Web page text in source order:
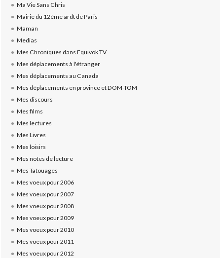
Ma Vie Sans Chris
Mairie du 12ème ardt de Paris
Maman
Medias
Mes Chroniques dans Equivok TV
Mes déplacements à l'étranger
Mes déplacements au Canada
Mes déplacements en province et DOM-TOM
Mes discours
Mes films
Mes lectures
Mes Livres
Mes loisirs
Mes notes de lecture
Mes Tatouages
Mes voeux pour 2006
Mes voeux pour 2007
Mes voeux pour 2008
Mes voeux pour 2009
Mes voeux pour 2010
Mes voeux pour 2011
Mes voeux pour 2012